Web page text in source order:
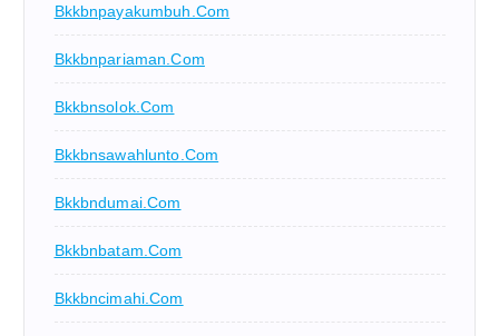
Bkkbnpayakumbuh.com
Bkkbnpariaman.com
Bkkbnsolok.com
Bkkbnsawahlunto.com
Bkkbndumai.com
Bkkbnbatam.com
Bkkbncimahi.com